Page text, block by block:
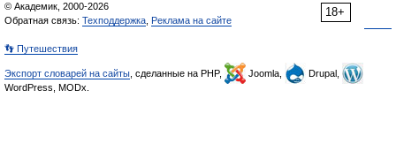
18+
© Академик, 2000-2026
Обратная связь: Техподдержка Реклама на сайте
👣 Путешествия
Экспорт словарей на сайты , сделанные на PHP, Joomla,
Drupal,
WordPress, MODx.